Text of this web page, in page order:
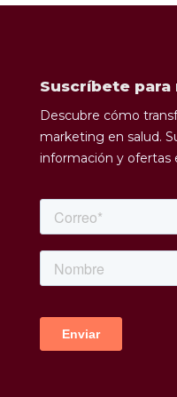
Suscríbete
Descubre cómo
marketing en salud.
información y ofertas